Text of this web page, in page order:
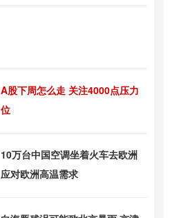
A股下周怎么走 关注4000点压力
位
10万台中国空调坐着火车去欧洲
应对欧洲高温需求